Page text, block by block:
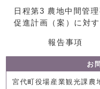
日程第3 農地中間管
促進計画（案）に対
報告事項
お
宮代町役場産業観光課農